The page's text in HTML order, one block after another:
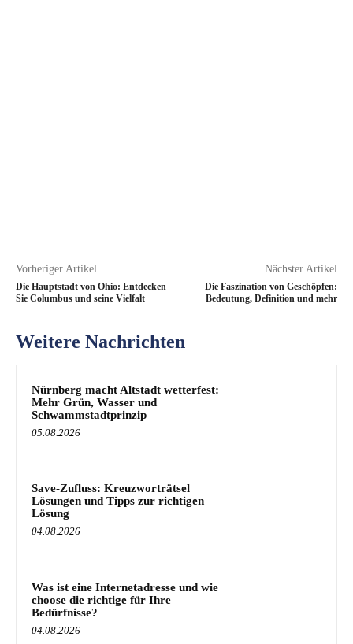
Vorheriger Artikel
Die Hauptstadt von Ohio: Entdecken
Sie Columbus und seine Vielfalt
Nächster Artikel
Die Faszination von Geschöpfen:
Bedeutung, Definition und mehr
Weitere Nachrichten
Nürnberg macht Altstadt wetterfest:
Mehr Grün, Wasser und
Schwammstadtprinzip
05.08.2026
Save-Zufluss: Kreuzworträtsel
Lösungen und Tipps zur richtigen
Lösung
04.08.2026
Was ist eine Internetadresse und wie
choose die richtige für Ihre
Bedürfnisse?
04.08.2026